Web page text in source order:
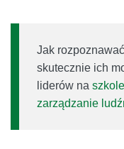
Jak
skutecznie ich
liderów na
zarządzanie